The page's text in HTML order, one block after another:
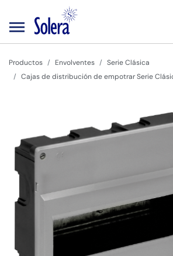
Productos Envolventes
Serie Clásica
Cajas de distribución de empotrar Serie